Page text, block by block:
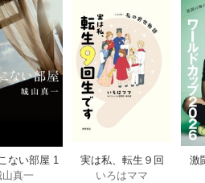
ない部屋 1
巻
山真一
実は私、転生９回
生です マンガ
いろはママ
激